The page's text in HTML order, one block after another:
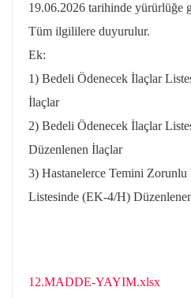
19.06.2026 tarihinde yürürlüğe
Tüm ilgililere duyurulur.
Ek:
1) Bedeli Ödenecek İlaçlar
İlaçlar
2) Bedeli Ödenecek İlaçlar
Düzenlenen İlaçlar
3) Hastanelerce Temini Zorunlu
Listesinde (EK-4/H)
12.MADDE-YAYIM.xlsx